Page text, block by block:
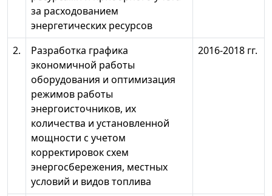
за расходованием
энергетических ресурсов
2.
Разработка графика
экономичной работы
оборудования и оптимизация
режимов работы
энергоисточников, их
количества и установленной
мощности с учетом
корректировок схем
энергосбережения, местных
условий и видов топлива
2016-2018 гг.